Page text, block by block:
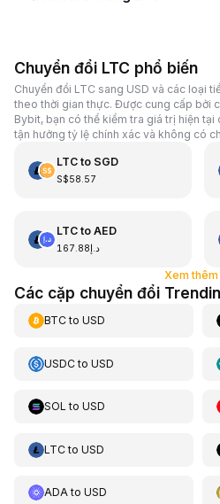
Chuyển đổi LTC phổ biến
Chuyển đổi LTC sang USD và các loại
theo thời gian thực. Được cung cấp bởi
Bybit, bạn có thể kiểm tra giá trị hiện tại
tận hưởng tỷ lệ chính xác và không có
LTCto SGD
S$58.57
LTCto AED
د.إ167.88
Xem thêm
Các cặp chuyển đổi
BTCto USD
USDCto USD
SOL to USD
LTCto USD
ADAto USD